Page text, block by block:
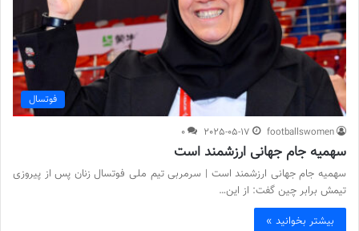
فوتسال
footballswomen
2025-05-17
0
سهمیه جام جهانی ارزشمند است
سهمیه جام جهانی ارزشمند است | سرمربی تیم ملی فوتسال زنان پس از پیروزی
تیمش برابر چین گفت: از این…
بیشتر بخوانید »